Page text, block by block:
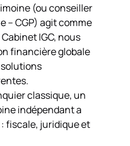
(ou conseiller
– CGP) agit comme
IGC, nous
financière globale
classique, un
indépendant a
fiscale, juridique et